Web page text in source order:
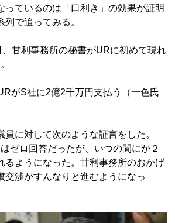
ているのは「口利き」の効果が証明
で追ってみる。
甘利事務所の秘書がURに初めて現れ
がS社に2億2千万円支払う（一色氏
に対して次のような証言をした。
ゼロ回答だったが、いつの間にか２
るようになった。甘利事務所のおかげ
交渉がすんなりと進むようになっ